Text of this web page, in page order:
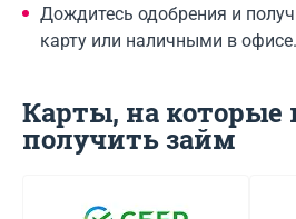
Дождитесь одобрения и
карту или наличными в офисе.
Карты, на
получить займ